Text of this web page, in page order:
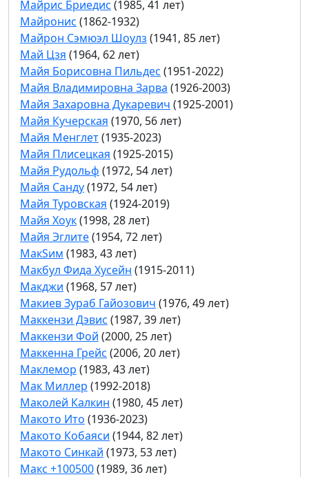
Майрис Бриедис (1985, 41 лет)
Майронис (1862-1932)
Майрон Сэмюэл Шоулз (1941, 85 лет)
Май Цзя (1964, 62 лет)
Майя Борисовна Пильдес (1951-2022)
Майя Владимировна Зарва (1926-2003)
Майя Захаровна Дукаревич (1925-2001)
Майя Кучерская (1970, 56 лет)
Майя Менглет(1935-2023)
Майя Плисецкая (1925-2015)
Майя Рудольф (1972, 54 лет)
Майя Санду(1972, 54 лет)
Майя Туровская (1924-2019)
Майя Хоук(1998, 28 лет)
Майя Эглите(1954, 72 лет)
МакSим (1983, 43 лет)
Макбул Фида Хусейн (1915-2011)
Макджи (1968, 57 лет)
Макиев Зураб Гайозович (1976, 49 лет)
Маккензи Дэвис (1987, 39 лет)
Маккензи Фой (2000, 25 лет)
Маккенна Грейс (2006, 20 лет)
Маклемор (1983, 43 лет)
Мак Миллер (1992-2018)
Маколей Калкин (1980, 45 лет)
Макото Ито (1936-2023)
Макото Кобаяси (1944, 82 лет)
Макото Синкай (1973, 53 лет)
Макс +100500(1989, 36 лет)